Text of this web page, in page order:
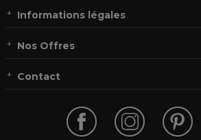
Informations légales
Nos Offres
Contact